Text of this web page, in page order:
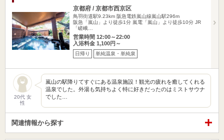
京都府 / 京都市西京区
鳥羽街道駅9.23km 阪急電鉄嵐山線嵐山駅296m
阪急「嵐山」より徒歩1分 嵐電「嵐山」より徒歩10分 JR
「嵯峨…
営業時間 12:00～22:00
入浴料金 1,100円～
日帰り 単純温泉・単純泉
20代 女
性
嵐山の駅降りてすぐにある温泉施設！観光の疲れを癒してくれる
温泉でした。外湯も気持ちよく特に好きだったのはミストサウナ
でした…
関連情報から探す